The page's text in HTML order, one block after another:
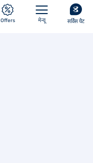
Offers मेन्यू सर्विस चैट
IRDAI कॉर्पोरेट एजेंसी (कंपोजिट)
रजिस्ट्रेशन नंबर.